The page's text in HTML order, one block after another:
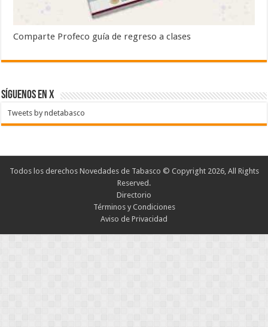
Comparte Profeco guía de regreso a clases
SÍGUENOS EN X
Tweets by ndetabasco
Todos los derechos Novedades de Tabasco © Copyright 2026, All Rights
Reserved.
Directorio
Términos y Condiciones
Aviso de Privacidad